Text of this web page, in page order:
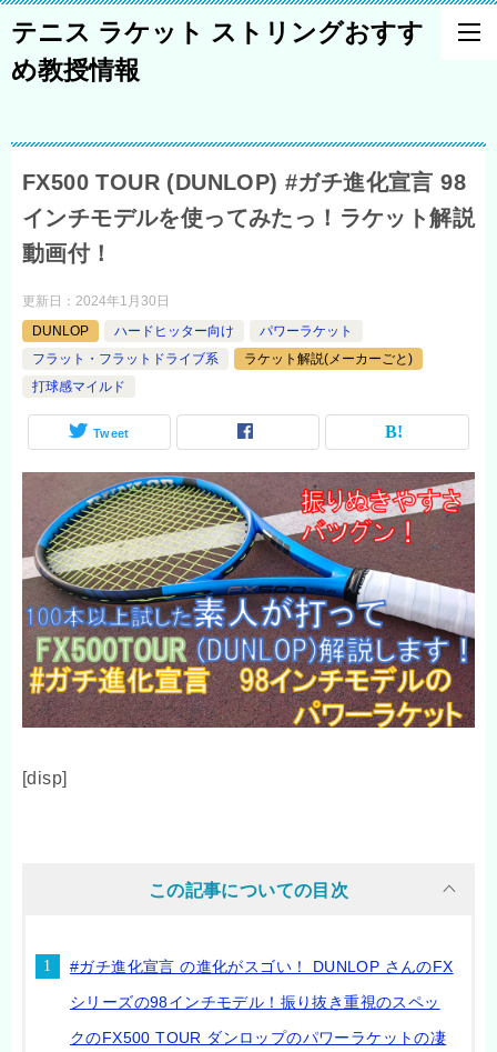
テニス ラケット ストリングおすす
め教授情報
FX500 TOUR (DUNLOP) #ガチ進化宣言 98
インチモデルを使ってみたっ！ラケット解説
動画付！
更新日： 2024年1月30日
DUNLOP
ハードヒッター向け
パワーラケット
フラット・フラットドライブ系
ラケット解説(メーカーごと)
打球感マイルド
Tweet
[disp]
この記事についての目次
#ガチ進化宣言 の進化がスゴい！ DUNLOP さんのFX
シリーズの98インチモデル！振り抜き重視のスペッ
クのFX500 TOUR ダンロップのパワーラケットの凄